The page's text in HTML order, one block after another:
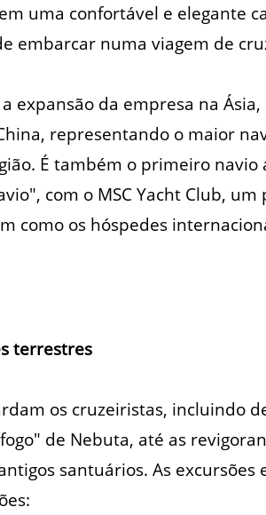
uma confortável e elegante
embarcar numa viagem de
da empresa na Ásia,
representando o maior
É também o primeiro navio
com o MSC Yacht Club,
como os hóspedes
terrestres
os cruzeiristas, incluindo
de Nebuta, até as
santuários. As